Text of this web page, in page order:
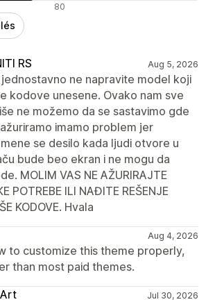
80
RS Aug 5, 2026
ne napravite model koji
kodove unesene. Ovako nam sve
ne možemo da se sastavimo gde
imamo problem jer
se desilo kada ljudi otvore u
bude beo ekran i ne mogu da
MOLIM VAS NE AŽURIRAJTE
POTREBE ILI NAĐITE REŠENJE
KODOVE. Hvala
Aug 4, 2026
to customize this theme properly,
than most paid themes.
Jul 30, 2026